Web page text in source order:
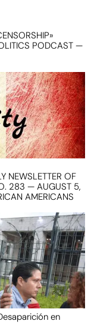
PODCAST —
NEWSLETTER OF
283 — AUGUST 5,
AMERICANS
en